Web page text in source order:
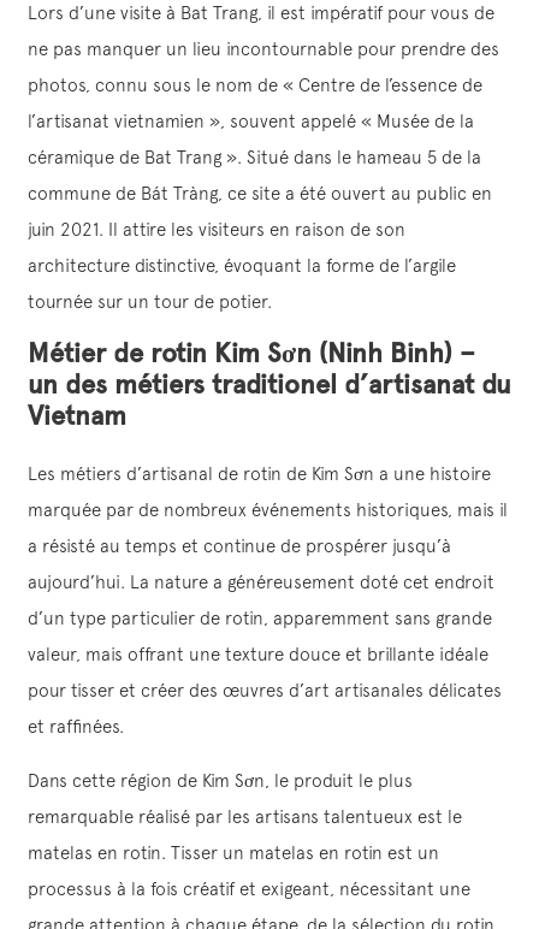
Lors d’une visite à Bat Trang, il est impératif pour vous de
ne pas manquer un lieu incontournable pour prendre des
photos, connu sous le nom de « Centre de l’essence de
l’artisanat vietnamien », souvent appelé « Musée de la
céramique de Bat Trang ». Situé dans le hameau 5 de la
commune de Bát Tràng, ce site a été ouvert au public en
juin 2021. Il attire les visiteurs en raison de son
architecture distinctive, évoquant la forme de l’argile
tournée sur un tour de potier.
Métier de rotin Kim Sơn (Ninh Binh) –
un des métiers traditionel d’artisanat du
Vietnam
Les métiers d’artisanal de rotin de Kim Sơn a une histoire
marquée par de nombreux événements historiques, mais il
a résisté au temps et continue de prospérer jusqu’à
aujourd’hui. La nature a généreusement doté cet endroit
d’un type particulier de rotin, apparemment sans grande
valeur, mais offrant une texture douce et brillante idéale
pour tisser et créer des œuvres d’art artisanales délicates
et raffinées.
Dans cette région de Kim Sơn, le produit le plus
remarquable réalisé par les artisans talentueux est le
matelas en rotin. Tisser un matelas en rotin est un
processus à la fois créatif et exigeant, nécessitant une
grande attention à chaque étape, de la sélection du rotin,